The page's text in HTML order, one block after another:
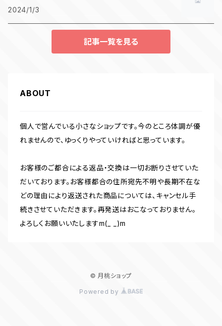
2024/1/3
記事一覧を見る
ABOUT
個人で営んでいる小さなショップです。今のところ体調が優
れませんので、ゆっくりやっていければと思っています。
お客様のご都合による返品・交換は一切お断りさせていた
だいております。お客様都合の住所宛先不明や長期不在な
どの理由により返送された商品については、キャンセル手
続きさせていただきます。再発送はおこなっておりません。
よろしくお願いいたしますm(_ _)m
© 月桃ショップ
Powered by